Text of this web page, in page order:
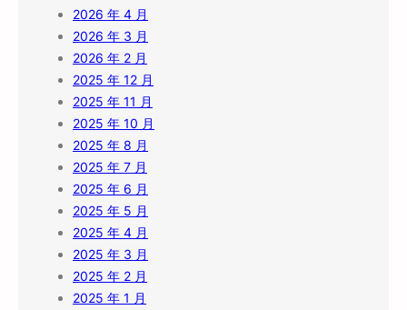
2026 年 4 月
2026 年 3 月
2026 年 2 月
2025 年 12 月
2025 年 11 月
2025 年 10 月
2025 年 8 月
2025 年 7 月
2025 年 6 月
2025 年 5 月
2025 年 4 月
2025 年 3 月
2025 年 2 月
2025 年 1 月